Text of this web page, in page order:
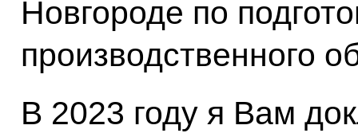
Новгороде по
производственного
В 2023 году я Вам